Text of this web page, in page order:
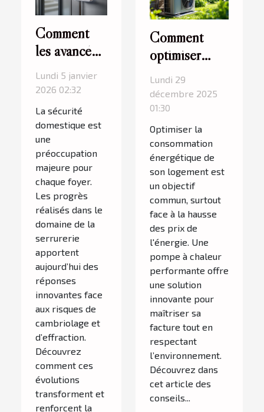
Comment
les avancées
en serrurerie
augmentent-
elles la
sécurité
domestique ?
Lundi 5 janvier
2026 02:32
La sécurité
domestique est
une
préoccupation
majeure pour
chaque foyer.
Les progrès
réalisés dans le
domaine de la
serrurerie
apportent
aujourd’hui des
réponses
innovantes face
aux risques de
cambriolage et
d’effraction.
Découvrez
comment ces
évolutions
transforment et
renforcent la
Comment
optimiser
votre
consommation
énergétique
avec une
pompe à
chaleur
efficace ?
Lundi 29
décembre 2025
01:30
Optimiser la
consommation
énergétique de
son logement est
un objectif
commun, surtout
face à la hausse
des prix de
l'énergie. Une
pompe à chaleur
performante offre
une solution
innovante pour
maîtriser sa
facture tout en
respectant
l’environnement.
Découvrez dans
cet article des
conseils...